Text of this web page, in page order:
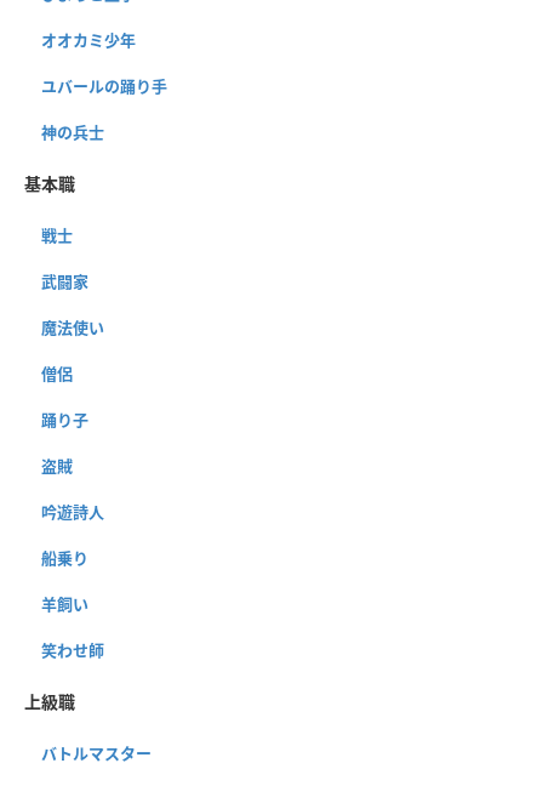
オオカミ少年
ユバールの踊り手
神の兵士
基本職
戦士
武闘家
魔法使い
僧侶
踊り子
盗賊
吟遊詩人
船乗り
羊飼い
笑わせ師
上級職
バトルマスター